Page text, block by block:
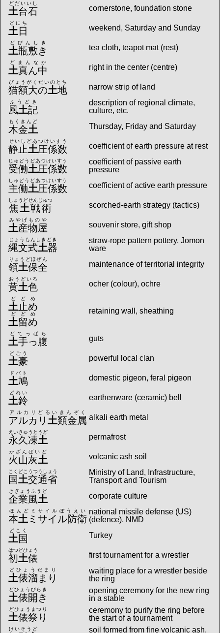
土台石
どだいいし
cornerstone, foundation stone
土日
どにち
weekend, Saturday and Sunday
土瓶敷き
どびんしき
tea cloth, teapot mat (rest)
土真ん中
どまんなか
right in the center (centre)
猫額大の土地
びょうがくだいのとち
narrow strip of land
風土記
ふうどき
description of regional climate,
culture, etc.
木金土
もくきんど
Thursday, Friday and Saturday
静止土圧係数
せいしどあつけいすう
coefficient of earth pressure at rest
受働土圧係数
じゅどうどあつけいすう
coefficient of passive earth
pressure
主働土圧係数
しゅどうどあつけいすう
coefficient of active earth pressure
焦土戦術
しょうどせんじゅつ
scorched-earth strategy (tactics)
土産物屋
みやげものや
souvenir store, gift shop
縄文式土器
じょうもんしきどき
straw-rope pattern pottery, Jomon
ware
領土保全
りょうどほぜん
maintenance of territorial integrity
黄土色
おうどいろ
ocher (colour), ochre
土止め
どどめ
土留め
どどめ retaining wall, sheathing
土手っ腹
どてっぱら
guts
土豪
どごう
powerful local clan
土鳩
ドバト
domestic pigeon, feral pigeon
土鈴
どれい
earthenware (ceramic) bell
アルカリ 土類金属
アルカリどるいきんぞく
alkali earth metal
永久凍土
えいきゅうとうど
permafrost
火山灰土
かざんばいど
volcanic ash soil
国土交通省
こくどこうつうしょう
Ministry of Land, Infrastructure,
Transport and Tourism
企業風土
きぎょうふうど
corporate culture
本土 ミサイル防衛
ほんどミサイルぼうえい
national missile defense (US)
(defence), NMD
土国
どこく
Turkey
初土俵
はつどひょう
first tournament for a wrestler
土俵溜まり
どひょうだまり
waiting place for a wrestler beside
the ring
土俵開き
どひょうびらき
opening ceremony for the new ring
in a stable
土俵祭り
どひょうまつり
ceremony to purify the ring before
the start of a tournament
けいそうど soil formed from fine volcanic ash,